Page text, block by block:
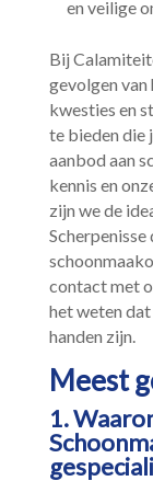
en veilige
Bij
gevolgen
kwesties en
te bieden die
aanbod aan
kennis en
zijn we de
contact met
het weten
handen zijn.​
Meest
1.​